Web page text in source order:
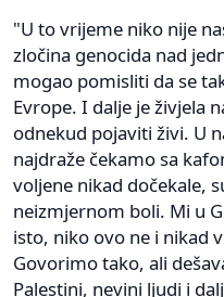
"U to vrijeme niko nije
zločina genocida nad
mogao pomisliti da se
Evrope. I dalje je živjela
odnekud pojaviti živi. U
najdraže čekamo sa
voljene nikad dočekale,
neizmjernom boli. Mi u
isto, niko ovo ne i nikad
Govorimo tako, ali
Palestini, nevini ljudi i